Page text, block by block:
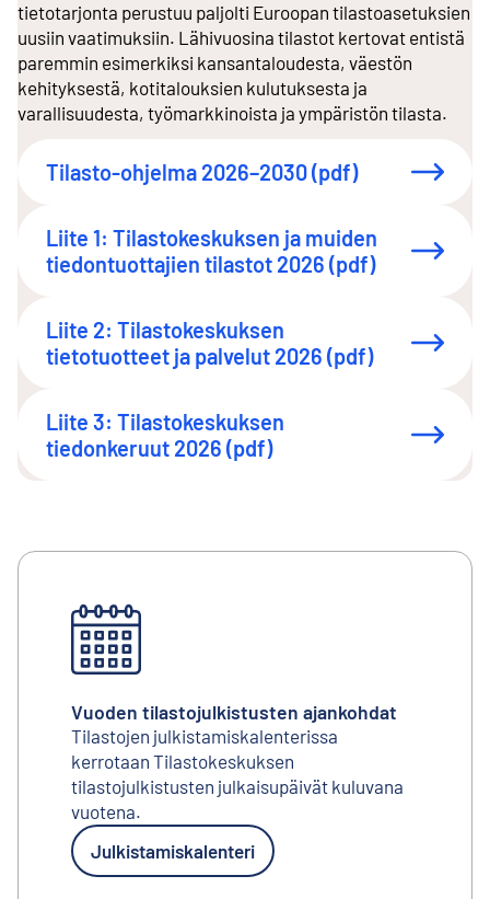
tietotarjonta perustuu paljolti Euroopan tilastoasetuksien
uusiin vaatimuksiin. Lähivuosina tilastot kertovat entistä
paremmin esimerkiksi kansantaloudesta, väestön
kehityksestä, kotitalouksien kulutuksesta ja
varallisuudesta, työmarkkinoista ja ympäristön tilasta.
Tilasto-ohjelma 2026–2030 (pdf)
Liite 1: Tilastokeskuksen ja muiden
tiedontuottajien tilastot 2026 (pdf)
Liite 2: Tilastokeskuksen
tietotuotteet ja palvelut 2026 (pdf)
Liite 3: Tilastokeskuksen
tiedonkeruut 2026 (pdf)
Vuoden tilastojulkistusten ajankohdat
Tilastojen julkistamiskalenterissa
kerrotaan Tilastokeskuksen
tilastojulkistusten julkaisupäivät kuluvana
vuotena.
Julkistamiskalenteri